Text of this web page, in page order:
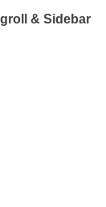
& Sidebar